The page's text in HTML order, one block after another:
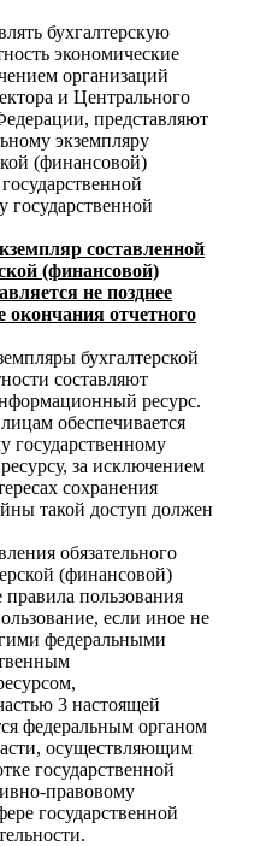
бухгалтерскую
экономические
организаций
и Центрального
представляют
экземпляру
(финансовой)
государственной
составленной
(финансовой)
не позднее
окончания отчетного
бухгалтерской
составляют
ресурс.
обеспечивается
государственному
за исключением
сохранения
такой доступ должен
обязательного
(финансовой)
правила пользования
если иное не
федеральными
3 настоящей
федеральным органом
осуществляющим
государственной
правовому
государственной